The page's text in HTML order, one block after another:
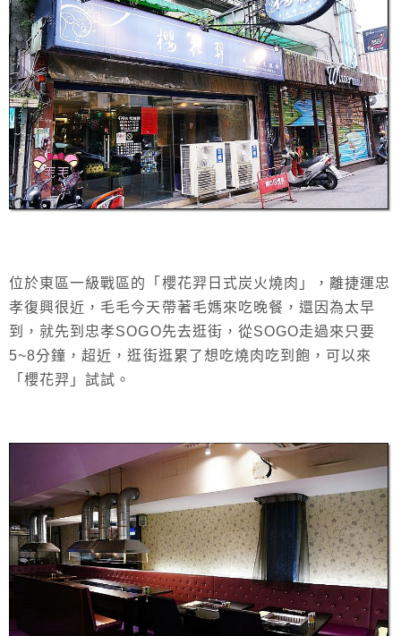
位於東區一級戰區的「櫻花羿日式炭火燒肉」，離捷運忠
孝復興很近，毛毛今天帶著毛媽來吃晚餐，還因為太早
到，就先到忠孝SOGO先去逛街，從SOGO走過來只要
5~8分鐘，超近，逛街逛累了想吃燒肉吃到飽，可以來
「櫻花羿」試試。